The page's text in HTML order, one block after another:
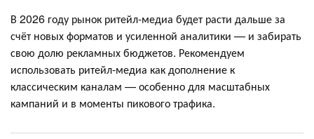
В 2026 году рынок ритейл-медиа будет расти дальше за
счёт новых форматов и усиленной аналитики — и забирать
свою долю рекламных бюджетов. Рекомендуем
использовать ритейл-медиа как дополнение к
классическим каналам — особенно для масштабных
кампаний и в моменты пикового трафика.